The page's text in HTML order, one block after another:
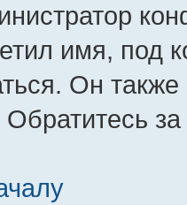
имя, под
Он
Обратитесь